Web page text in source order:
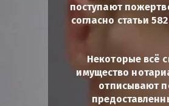
поступают
согласно статьи
Некоторые всё
имущество
отписывают